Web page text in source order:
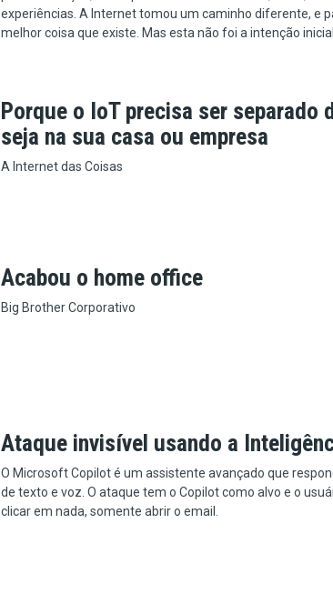
experiências. A Internet tomou um caminho diferente, e
melhor coisa que existe. Mas esta não foi a intenção inicial.
Porque o IoT precisa ser separado
seja na sua casa ou empresa
A Internet das Coisas
Acabou o home office
Big Brother Corporativo
Ataque invisível usando a
O Microsoft Copilot é um assistente avançado que
de texto e voz. O ataque tem o Copilot como alvo e o
clicar em nada, somente abrir o email.